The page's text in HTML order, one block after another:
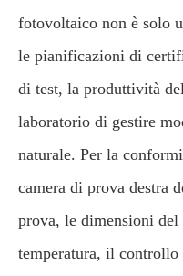
fotovoltaico non è solo
le pianificazioni di
di test, la produttività
laboratorio di gestire
naturale. Per la
camera di prova destra
prova, le dimensioni
temperatura, il